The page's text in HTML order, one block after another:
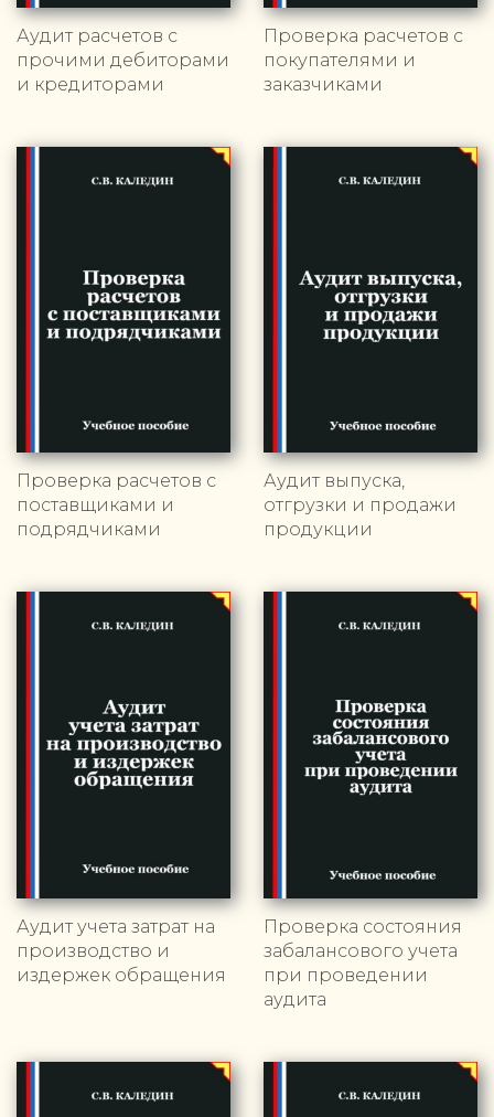
Аудит расчетов с
прочими дебиторами
и кредиторами
Проверка расчетов с
покупателями и
заказчиками
Проверка расчетов с
поставщиками и
подрядчиками
Аудит выпуска,
отгрузки и продажи
продукции
Аудит учета затрат на
производство и
издержек обращения
Проверка состояния
забалансового учета
при проведении
аудита